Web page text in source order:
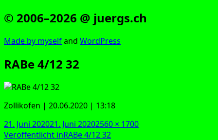
© 2006–2026 @ juergs.ch
Made by mys­elfand Word­Press
RABe 4/12 32
Zol­li­kofen | 20.06.2020 | 13:18
Veröffentlicht
am
21. Juni 202021. Juni 2020Originalgröße
2560 × 1700
Veröffentlicht inRABe 4/12 32